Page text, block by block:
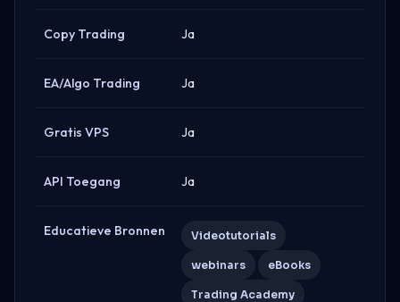
Copy Trading Ja
EA/Algo Trading Ja
Gratis VPS Ja
API Toegang Ja
Educatieve Bronnen Videotutorials
webinars eBooks
Trading Academy